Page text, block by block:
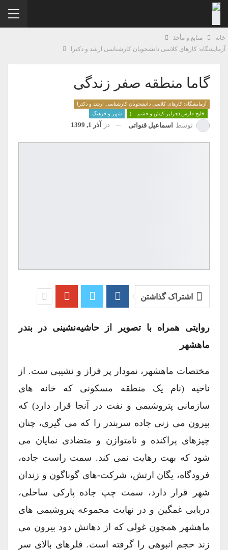
منابع و مأخذ
کارهای کلاسی دانشجویان کارشناسی ارشد و دکترا
گاما منطقه صفر زندگی
آزمایشگاه: کارهای کلاسی دانشجویان کارشناسی ارشد و دکترا
خلیج فارس (جزایر کیش و قشم ...)
شهر و فرهنگ
توسطاسماعیل قنواتی درآذر 1, 1399
اشتراک گذاشتن
روایتی همراه با تصویر از حاشیه‌نشینی در بندر
ماهشهر
مختصات ماهشهر، نمودار پر فراز و نشیبی ست. از
ناحیه (نام یک منطقه مسکونی که خانه های
سازمانی پتروشیمی و نفت در آنجا قرار دارد) که
بیرون می زنی جاده سربندر را که می گیری، چنان
چیزهای پراکنده و نامتوازن و متضادی نمایان می
شود که بهت رهایت نمی کند. سمت راست جاده،
فرودگاه، یگان ارتش، شرکت-های گوناگون و زندان
شهر قرار دارد، سمت چپ جاده پارکی ساحلی،
دریایی غمگین و در نهایت مجموعه پتروشیمی های
ماهشهر همچون غولی که از دهانش دود بیرون می
زند حجم انبوهی را گرفته است. فلرهای بالای سر